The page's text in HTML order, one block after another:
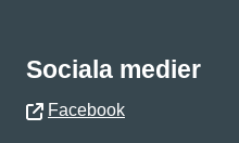
Sociala medier
Facebook